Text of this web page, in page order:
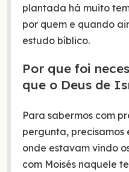
plantada há muito
por quem e quando
estudo bíblico.
Por que foi
que o Deus de
Para sabermos com
pergunta, precisamos
onde estavam vindo
com Moisés naquele